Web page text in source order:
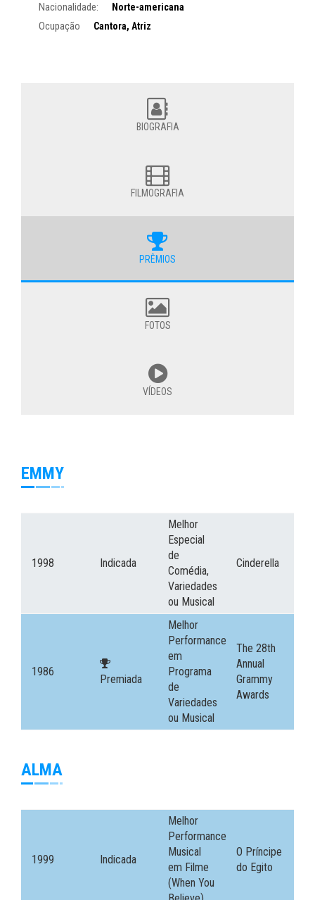
Nacionalidade: Norte-americana
Ocupação Cantora, Atriz
BIOGRAFIA
FILMOGRAFIA
PRÊMIOS
FOTOS
VÍDEOS
EMMY
1998 Indicada
Melhor
Especial
de
Comédia,
Variedades
ou Musical
Cinderella
1986
Premiada
Melhor
Performance
em
Programa
de
Variedades
ou Musical
The 28th
Annual
Grammy
Awards
ALMA
1999 Indicada
Melhor
Performance
Musical
em Filme
(When You
O Príncipe
do Egito